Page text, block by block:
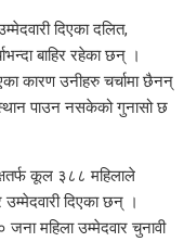
दिएका दलित,
बाहिर रहेका छन् ।
कारण उनीहरु चर्चामा छैनन्
पाउन नसकेको गुनासो छ
कूल ३८८ महिलाले
दिएका छन् ।
महिला उम्मेदवार चुनावी